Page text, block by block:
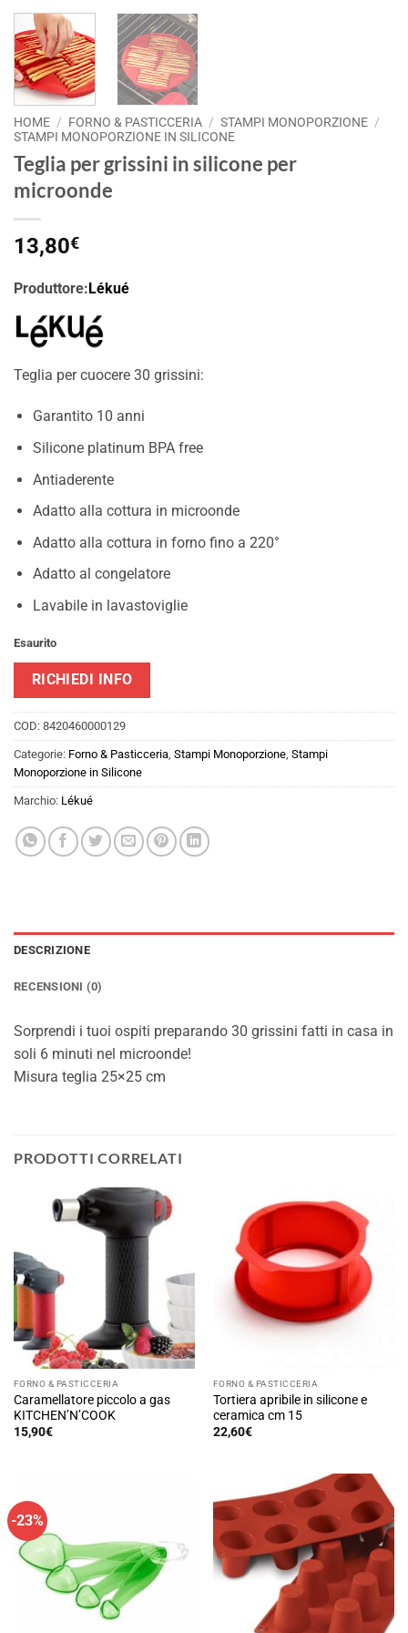
HOME / FORNO & PASTICCERIA / STAMPI MONOPORZIONE /
STAMPI MONOPORZIONE IN SILICONE
Teglia per grissini in silicone per
microonde
13,80€
Produttore:Lékué
Teglia per cuocere 30 grissini:
Garantito 10 anni
Silicone platinum BPA free
Antiaderente
Adatto alla cottura in microonde
Adatto alla cottura in forno fino a 220°
Adatto al congelatore
Lavabile in lavastoviglie
Esaurito
RICHIEDI INFO
COD: 8420460000129
Categorie: Forno & Pasticceria, Stampi Monoporzione, Stampi
Monoporzione in Silicone
Marchio: Lékué
DESCRIZIONE
RECENSIONI (0)
Sorprendi i tuoi ospiti preparando 30 grissini fatti in casa in
soli 6 minuti nel microonde!
Misura teglia 25×25 cm
PRODOTTI CORRELATI
FORNO & PASTICCERIA
Caramellatore piccolo a gas
KITCHEN’N’COOK
15,90€
FORNO & PASTICCERIA
Tortiera apribile in silicone e
ceramica cm 15
22,60€
-23%